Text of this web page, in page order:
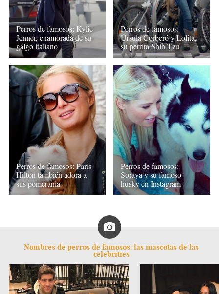
Perros de famosos: Kylie
Jenner, enamorada de su
galgo italiano
Perros de famosos:
Úrsula Corberó y Lolita,
su perrita Shih Tzu
Perros de famosos: Paris
Hilton también adora a
sus pomerania
Perros de famosos:
Soraya y su famoso
husky en Instagram
Nombres de perros de famosos: las mascotas de las
celebrities